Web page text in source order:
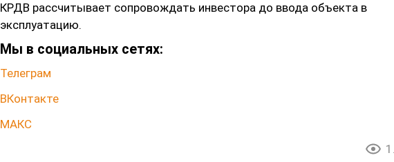
КРДВ рассчитывает сопровождать инвестора до ввода объекта в
эксплуатацию.
Мы в социальных сетях:
Телеграм
ВКонтакте
МАКС